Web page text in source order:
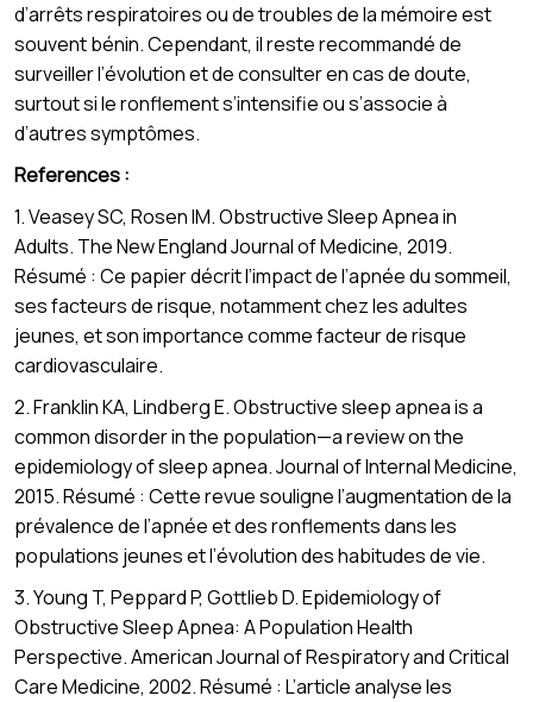
d’arrêts respiratoires ou de troubles de la mémoire est
souvent bénin. Cependant, il reste recommandé de
surveiller l’évolution et de consulter en cas de doute,
surtout si le ronflement s’intensifie ou s’associe à
d’autres symptômes.
References :
1. Veasey SC, Rosen IM. Obstructive Sleep Apnea in
Adults. The New England Journal of Medicine, 2019.
Résumé : Ce papier décrit l’impact de l’apnée du sommeil,
ses facteurs de risque, notamment chez les adultes
jeunes, et son importance comme facteur de risque
cardiovasculaire.
2. Franklin KA, Lindberg E. Obstructive sleep apnea is a
common disorder in the population—a review on the
epidemiology of sleep apnea. Journal of Internal Medicine,
2015. Résumé : Cette revue souligne l’augmentation de la
prévalence de l’apnée et des ronflements dans les
populations jeunes et l’évolution des habitudes de vie.
3. Young T, Peppard P, Gottlieb D. Epidemiology of
Obstructive Sleep Apnea: A Population Health
Perspective. American Journal of Respiratory and Critical
Care Medicine, 2002. Résumé : L’article analyse les